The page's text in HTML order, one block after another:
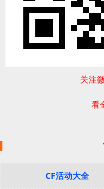
关注
看
CF活动大全